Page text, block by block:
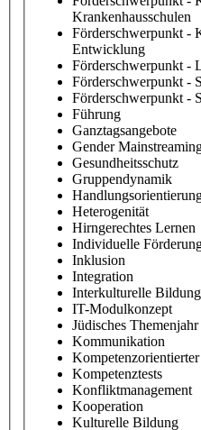
Krankenhausschulen
Förderschwerpunkt -
Entwicklung
Förderschwerpunkt -
Förderschwerpunkt -
Förderschwerpunkt -
Führung
Ganztagsangebote
Gender
Gesundheitsschutz
Gruppendynamik
Heterogenität
Hirngerechtes Lernen
Individuelle
Inklusion
Integration
Interkulturelle Bildung
IT-Modulkonzept
Jüdisches Themenjahr
Kommunikation
Kompetenztests
Konfliktmanagement
Kooperation
Kulturelle Bildung